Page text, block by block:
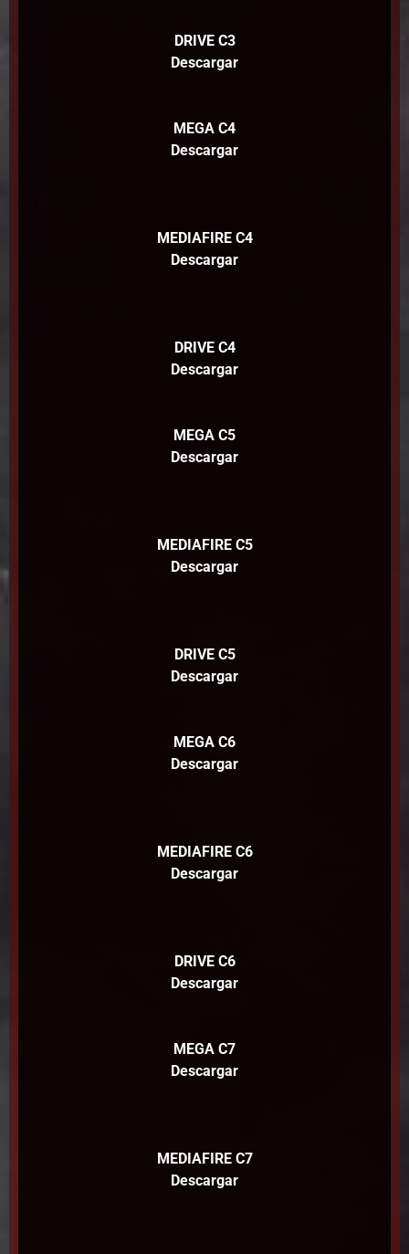
DRIVE C3
Descargar
MEGA C4
Descargar
MEDIAFIRE C4
Descargar
DRIVE C4
Descargar
MEGA C5
Descargar
MEDIAFIRE C5
Descargar
DRIVE C5
Descargar
MEGA C6
Descargar
MEDIAFIRE C6
Descargar
DRIVE C6
Descargar
MEGA C7
Descargar
MEDIAFIRE C7
Descargar